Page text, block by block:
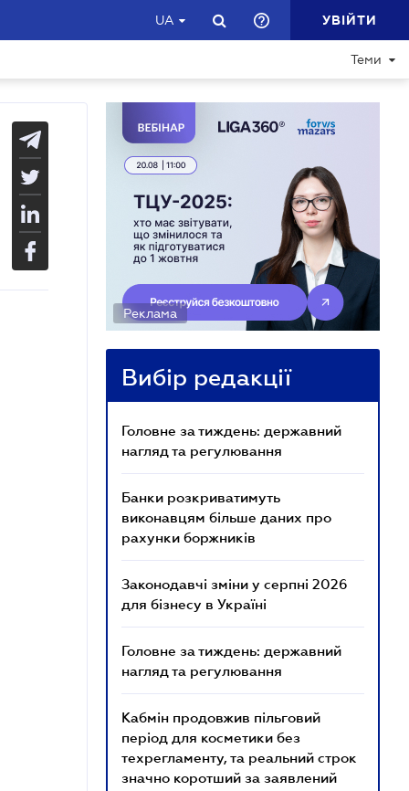
UA УВІЙТИ
Теми
Реклама
Вибір редакції
Головне за тиждень: державний
нагляд та регулювання
Банки розкриватимуть
виконавцям більше даних про
рахунки боржників
Законодавчі зміни у серпні 2026
для бізнесу в Україні
Головне за тиждень: державний
нагляд та регулювання
Кабмін продовжив пільговий
період для косметики без
техрегламенту, та реальний строк
значно коротший за заявлений